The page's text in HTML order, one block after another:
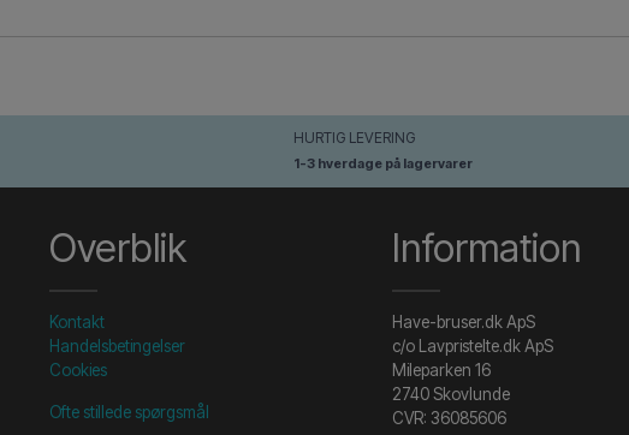
HURTIG LEVERING
1-3 hverdage på lagervarer
Overblik
Kontakt
Handelsbetingelser
Cookies
Ofte stillede spørgsmål
Information
Have-bruser.dk ApS
c/o Lavpristelte.dk ApS
Mileparken 16
2740 Skovlunde
CVR: 36085606